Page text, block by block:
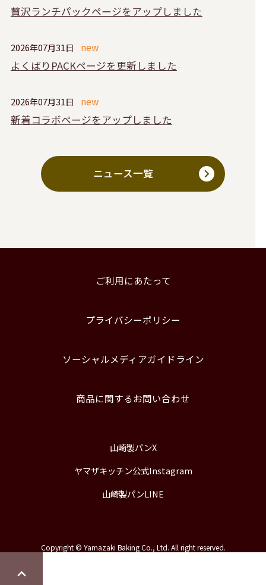
贅沢ランチパックページをアップしました
2026年07月31日
よくばりPACKページを更新しました
2026年07月31日
新着コラボページをアップしました
ニュース一覧
ご利用にあたって
プライバシーポリシー
ソーシャルメディアガイドライン
商品に関するお問い合わせ
山崎製パンX
ヤマザキッチン公式Instagram
山崎製パンLINE
Copyright © Yamazaki Baking Co., Ltd. All right reserved.